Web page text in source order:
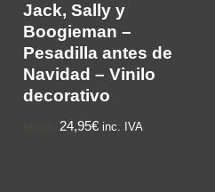
Jack, Sally y
Boogieman –
Pesadilla antes de
Navidad – Vinilo
decorativo
24,95€ inc. IVA